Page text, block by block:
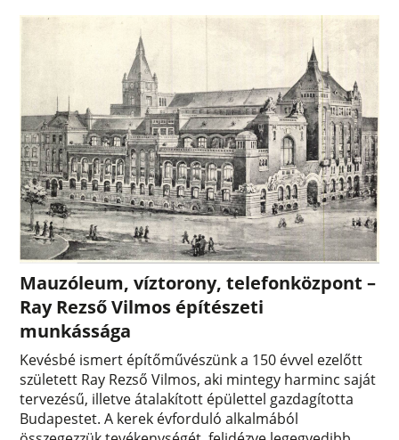
Mauzóleum, víztorony, telefonközpont –
Ray Rezső Vilmos építészeti
munkássága
Kevésbé ismert építőművészünk a 150 évvel ezelőtt
született Ray Rezső Vilmos, aki mintegy harminc saját
tervezésű, illetve átalakított épülettel gazdagította
Budapestet. A kerek évforduló alkalmából